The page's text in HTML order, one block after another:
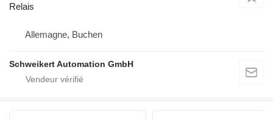
Relais
Allemagne, Buchen
Schweikert Automation GmbH